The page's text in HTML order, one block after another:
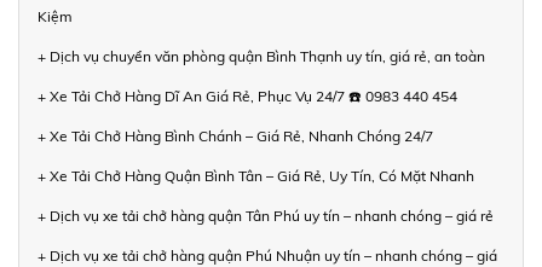
Kiệm
+ Dịch vụ chuyển văn phòng quận Bình Thạnh uy tín, giá rẻ, an toàn
+ Xe Tải Chở Hàng Dĩ An Giá Rẻ, Phục Vụ 24/7 ☎️ 0983 440 454
+ Xe Tải Chở Hàng Bình Chánh – Giá Rẻ, Nhanh Chóng 24/7
+ Xe Tải Chở Hàng Quận Bình Tân – Giá Rẻ, Uy Tín, Có Mặt Nhanh
+ Dịch vụ xe tải chở hàng quận Tân Phú uy tín – nhanh chóng – giá rẻ
+ Dịch vụ xe tải chở hàng quận Phú Nhuận uy tín – nhanh chóng – giá